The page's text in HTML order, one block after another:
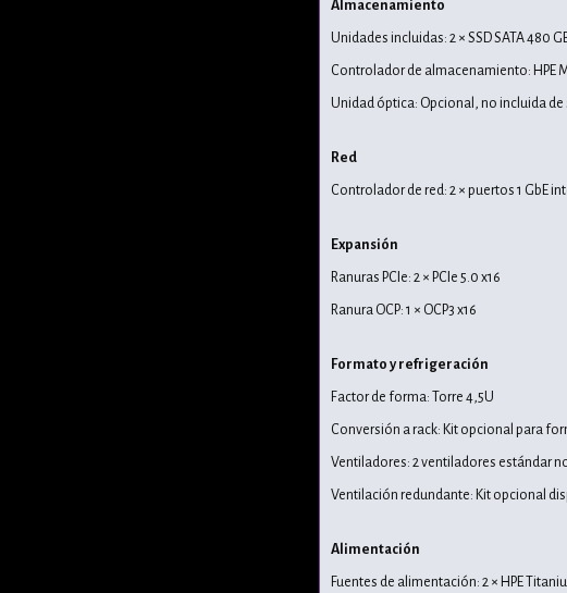
Almacenamiento
Unidades incluidas: 2 × SSD SATA 480
Controlador de almacenamiento: HPE
Unidad óptica: Opcional, no incluida de
Red
Controlador de red: 2 × puertos 1 GbE
Expansión
Ranuras PCIe: 2 × PCIe 5.0 x16
Ranura OCP: 1 × OCP3 x16
Formato y refrigeración
Factor de forma: Torre 4,5U
Conversión a rack: Kit opcional para
Ventiladores: 2 ventiladores estándar
Ventilación redundante: Kit opcional
Alimentación
Fuentes de alimentación: 2 × HPE